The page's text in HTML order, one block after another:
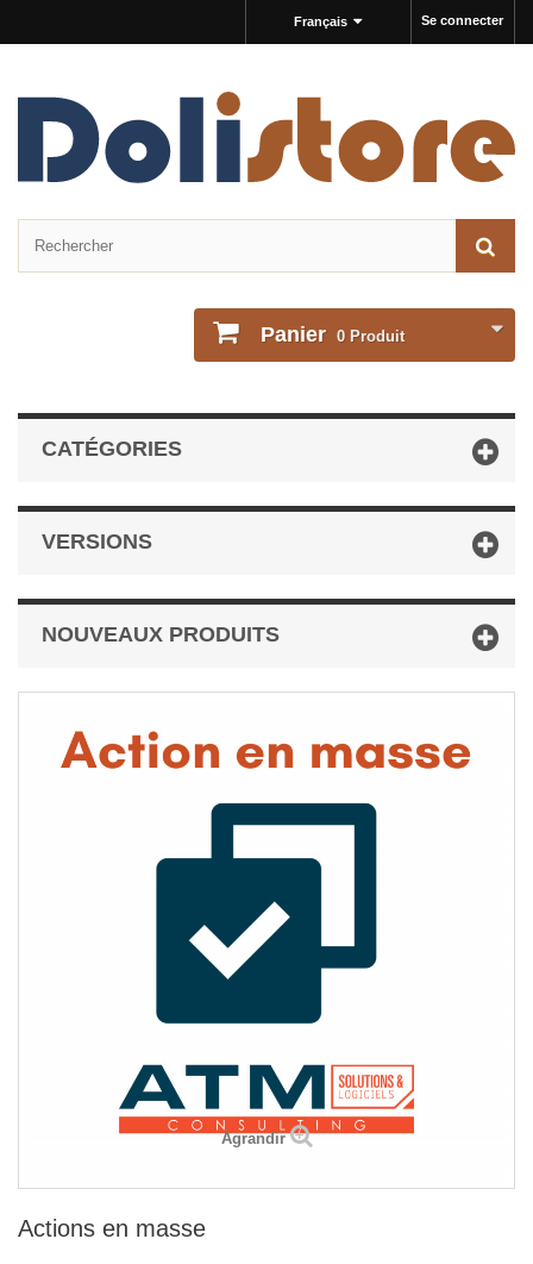
Se connecter
Français
Panier 0 Produit
CATÉGORIES
VERSIONS
NOUVEAUX PRODUITS
Agrandir
Actions en masse